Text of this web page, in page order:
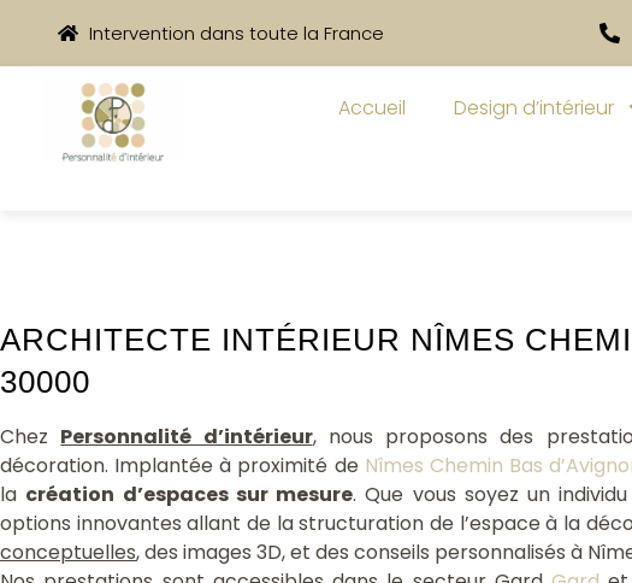
Intervention dans toute la France
Accueil Design d’intérieur
ARCHITECTE INTÉRIEUR NÎMES
30000
Chez Personnalité d’intérieur, nous proposons des
décoration. Implantée à proximité de Nîmes Chemin Bas
la création d’espaces sur mesure. Que vous soyez un
options innovantes allant de la structuration de l’espace à la
conceptuelles, des images 3D, et des conseils personnalisés à